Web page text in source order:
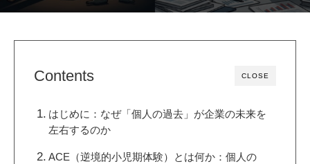
CLOSE
Contents
はじめに：なぜ「個人の過去」が企業の未来を
左右するのか
ACE（逆境的小児期体験）とは何か：個人の